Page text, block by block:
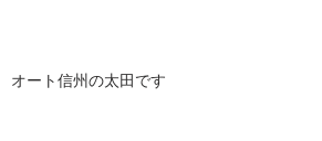
オート信州の太田です